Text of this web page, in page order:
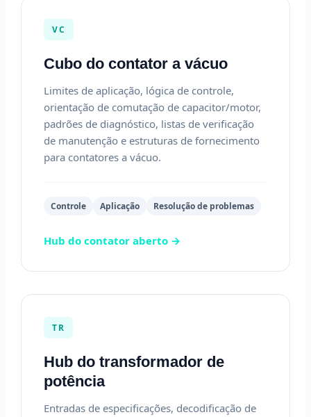
VC
Cubo do contator a vácuo
Limites de aplicação, lógica de controle,
orientação de comutação de capacitor/motor,
padrões de diagnóstico, listas de verificação
de manutenção e estruturas de fornecimento
para contatores a vácuo.
Controle Aplicação Resolução de problemas
Hub do contator aberto →
TR
Hub do transformador de
potência
Entradas de especificações, decodificação de